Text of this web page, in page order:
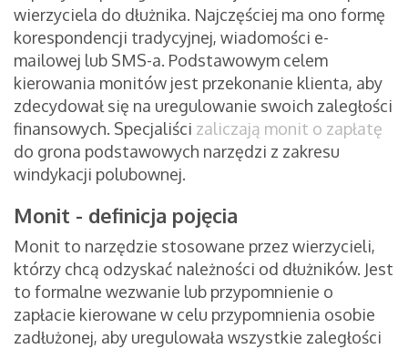
wierzyciela do dłużnika. Najczęściej ma ono formę
korespondencji tradycyjnej, wiadomości e-
mailowej lub SMS-a. Podstawowym celem
kierowania monitów jest przekonanie klienta, aby
zdecydował się na uregulowanie swoich zaległości
finansowych. Specjaliści zaliczają monit o zapłatę
do grona podstawowych narzędzi z zakresu
windykacji polubownej.
Monit - definicja pojęcia
Monit to narzędzie stosowane przez wierzycieli,
którzy chcą odzyskać należności od dłużników. Jest
to formalne wezwanie lub przypomnienie o
zapłacie kierowane w celu przypomnienia osobie
zadłużonej, aby uregulowała wszystkie zaległości